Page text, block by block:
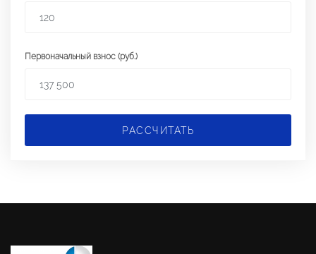
Первоначальный взнос (руб.)
РАССЧИТАТЬ